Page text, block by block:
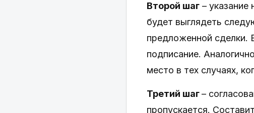
Второй шаг – указание
будет выглядеть
предложенной сделки.
подписание.
место в тех случаях,
Третий шаг–
пропускается.